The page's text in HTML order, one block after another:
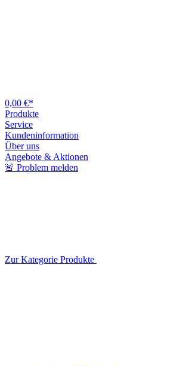
0,00 €*
Produkte
Service
Kundeninformation
Über uns
Angebote & Aktionen
🚨 Problem melden
Zur Kategorie Produkte